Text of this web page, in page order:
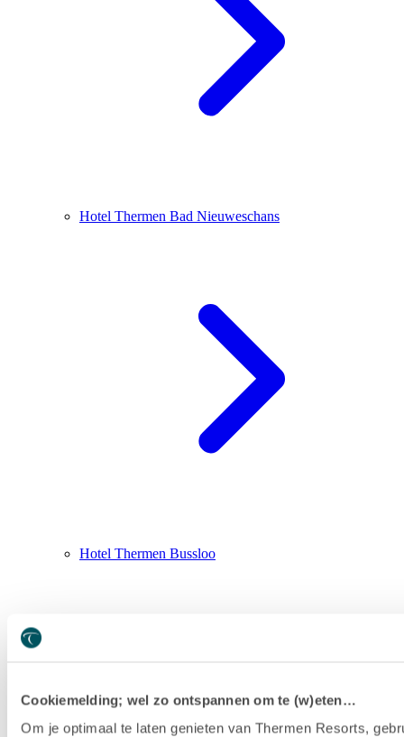
Cookiemelding; wel zo ontspannen om te (w)eten…
Om je optimaal te laten genieten van Thermen Resorts,
Hotel Thermen Bad Nieuweschans
Hotel Thermen Bussloo